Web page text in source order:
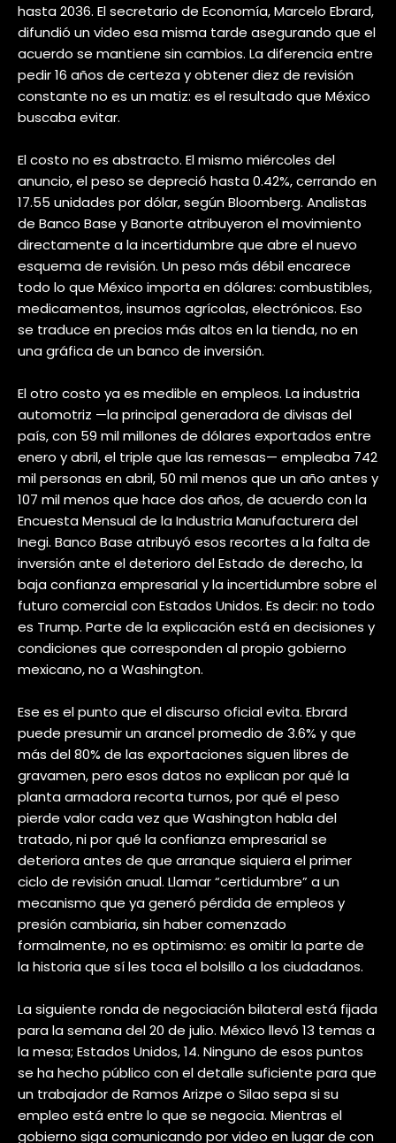
hasta 2036. El secretario de Economía, Marcelo Ebrard,
difundió un video esa misma tarde asegurando que el
acuerdo se mantiene sin cambios. La diferencia entre
pedir 16 años de certeza y obtener diez de revisión
constante no es un matiz: es el resultado que México
buscaba evitar.
El costo no es abstracto. El mismo miércoles del
anuncio, el peso se depreció hasta 0.42%, cerrando en
17.55 unidades por dólar, según Bloomberg. Analistas
de Banco Base y Banorte atribuyeron el movimiento
directamente a la incertidumbre que abre el nuevo
esquema de revisión. Un peso más débil encarece
todo lo que México importa en dólares: combustibles,
medicamentos, insumos agrícolas, electrónicos. Eso
se traduce en precios más altos en la tienda, no en
una gráfica de un banco de inversión.
El otro costo ya es medible en empleos. La industria
automotriz —la principal generadora de divisas del
país, con 59 mil millones de dólares exportados entre
enero y abril, el triple que las remesas— empleaba 742
mil personas en abril, 50 mil menos que un año antes y
107 mil menos que hace dos años, de acuerdo con la
Encuesta Mensual de la Industria Manufacturera del
Inegi. Banco Base atribuyó esos recortes a la falta de
inversión ante el deterioro del Estado de derecho, la
baja confianza empresarial y la incertidumbre sobre el
futuro comercial con Estados Unidos. Es decir: no todo
es Trump. Parte de la explicación está en decisiones y
condiciones que corresponden al propio gobierno
mexicano, no a Washington.
Ese es el punto que el discurso oficial evita. Ebrard
puede presumir un arancel promedio de 3.6% y que
más del 80% de las exportaciones siguen libres de
gravamen, pero esos datos no explican por qué la
planta armadora recorta turnos, por qué el peso
pierde valor cada vez que Washington habla del
tratado, ni por qué la confianza empresarial se
deteriora antes de que arranque siquiera el primer
ciclo de revisión anual. Llamar “certidumbre” a un
mecanismo que ya generó pérdida de empleos y
presión cambiaria, sin haber comenzado
formalmente, no es optimismo: es omitir la parte de
la historia que sí les toca el bolsillo a los ciudadanos.
La siguiente ronda de negociación bilateral está fijada
para la semana del 20 de julio. México llevó 13 temas a
la mesa; Estados Unidos, 14. Ninguno de esos puntos
se ha hecho público con el detalle suficiente para que
un trabajador de Ramos Arizpe o Silao sepa si su
empleo está entre lo que se negocia. Mientras el
gobierno siga comunicando por video en lugar de con